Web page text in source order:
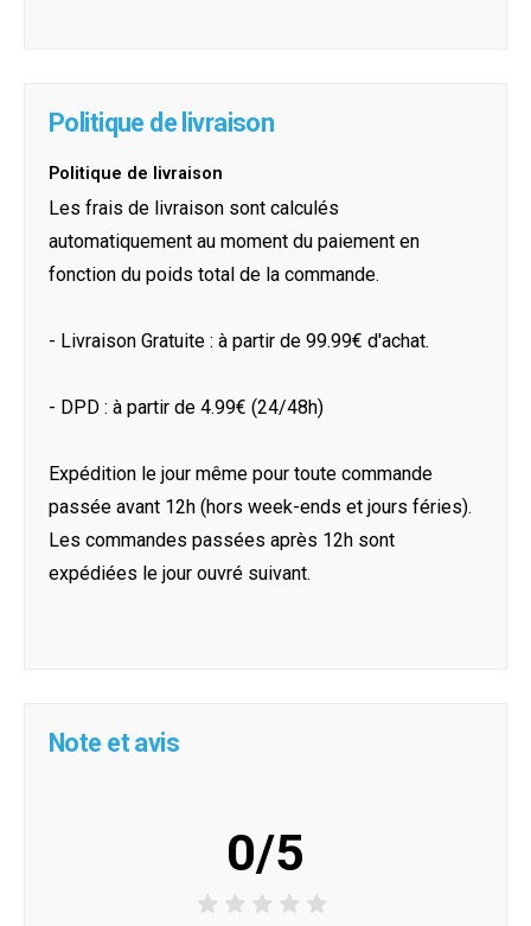
Politique de livraison
Politique de livraison
Les frais de livraison sont calculés
automatiquement au moment du paiement en
fonction du poids total de la commande.
- Livraison Gratuite : à partir de 99.99€ d'achat.
- DPD : à partir de 4.99€ (24/48h)
Expédition le jour même pour toute commande
passée avant 12h (hors week-ends et jours féries).
Les commandes passées après 12h sont
expédiées le jour ouvré suivant.
Note et avis
0/5